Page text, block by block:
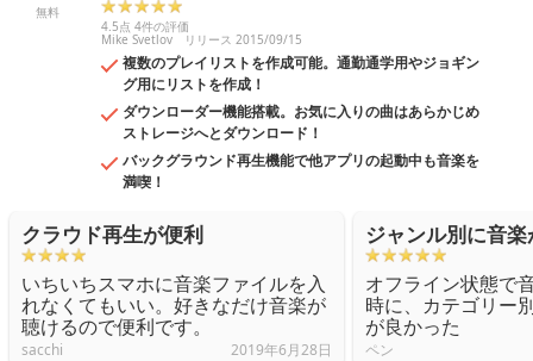
無料
4.5点 4件の評価
Mike Svetlov リリース 2015/09/15
複数のプレイリストを作成可能。通勤通学用やジョギン
グ用にリストを作成！
ダウンローダー機能搭載。お気に入りの曲はあらかじめ
ストレージへとダウンロード！
バックグラウンド再生機能で他アプリの起動中も音楽を
満喫！
クラウド再生が便利
いちいちスマホに音楽ファイルを入
れなくてもいい。好きなだけ音楽が
聴けるので便利です。
sacchi 2019年6月28日
ジャンル別に音
オフライン状態で
時に、カテゴリー
が良かった
ペン